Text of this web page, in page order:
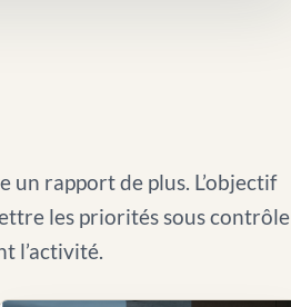
un rapport de plus. L’objectif
les priorités sous contrôle
l’activité.